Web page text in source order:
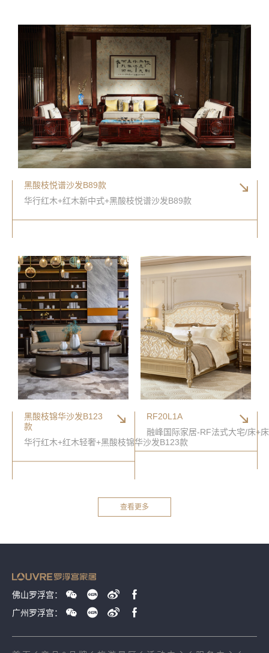
黑酸枝悦谱沙发B89款
华行红木+红木新中式+黑酸枝悦谱沙发B89款
黑酸枝锦华沙发B123
款
华行红木+红木轻奢+黑酸枝锦华沙发B123款
RF20L1A
融峰国际家居-RF法式大宅/床+
查看更多
佛山罗浮宫：
广州罗浮宫：